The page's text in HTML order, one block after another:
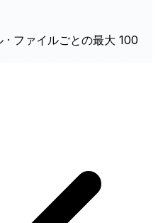
ファイルごとの最大 100